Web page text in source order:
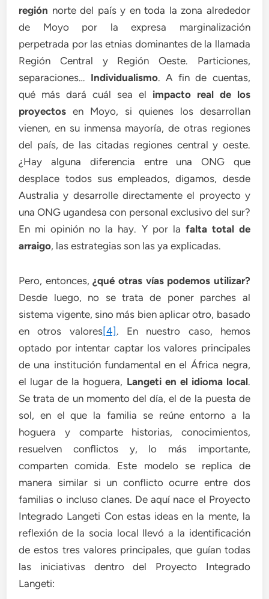
región norte del país y en toda la zona alrededor
de Moyo por la expresa marginalización
perpetrada por las etnias dominantes de la llamada
Región Central y Región Oeste. Particiones,
separaciones… Individualismo. A fin de cuentas,
qué más dará cuál sea el impacto real de los
proyectos en Moyo, si quienes los desarrollan
vienen, en su inmensa mayoría, de otras regiones
del país, de las citadas regiones central y oeste.
¿Hay alguna diferencia entre una ONG que
desplace todos sus empleados, digamos, desde
Australia y desarrolle directamente el proyecto y
una ONG ugandesa con personal exclusivo del sur?
En mi opinión no la hay. Y por la falta total de
arraigo, las estrategias son las ya explicadas.
Pero, entonces,¿qué otras vías podemos utilizar?
Desde luego, no se trata de poner parches al
sistema vigente, sino más bien aplicar otro, basado
en otros valores[4]. En nuestro caso, hemos
optado por intentar captar los valores principales
de una institución fundamental en el África negra,
el lugar de la hoguera, Langeti en el idioma local.
Se trata de un momento del día, el de la puesta de
sol, en el que la familia se reúne entorno a la
hoguera y comparte historias, conocimientos,
resuelven conflictos y, lo más importante,
comparten comida. Este modelo se replica de
manera similar si un conflicto ocurre entre dos
familias o incluso clanes. De aquí nace el Proyecto
Integrado Langeti Con estas ideas en la mente, la
reflexión de la socia local llevó a la identificación
de estos tres valores principales, que guían todas
las iniciativas dentro del Proyecto Integrado
Langeti: